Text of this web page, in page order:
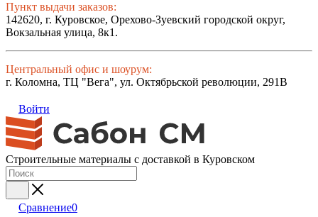
Пункт выдачи заказов:
142620, г. Куровское, Орехово-Зуевский городской округ,
Вокзальная улица, 8к1.
Центральный офис и шоурум:
г. Коломна, ТЦ "Вега", ул. Октябрьской революции, 291В
Войти
Строительные материалы с доставкой в Куровском
Сравнение0